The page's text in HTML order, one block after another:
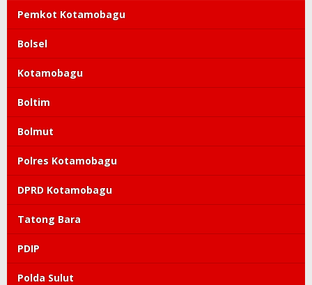
Pemkot Kotamobagu
Bolsel
Kotamobagu
Boltim
Bolmut
Polres Kotamobagu
DPRD Kotamobagu
Tatong Bara
PDIP
Polda Sulut